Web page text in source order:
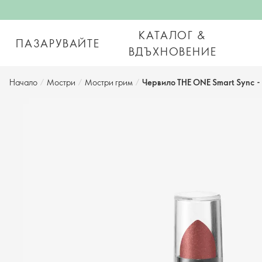
ПАЗАРУВАЙТЕ
КАТАЛОГ &
ВДЪХНОВЕНИЕ
Начало / Мостри / Мостри грим / Червило THE ONE Smart Sync